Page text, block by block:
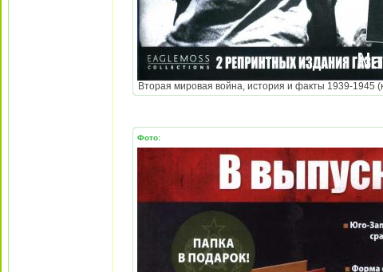
Вторая мировая война, история и факты 1939-1945
Фото: